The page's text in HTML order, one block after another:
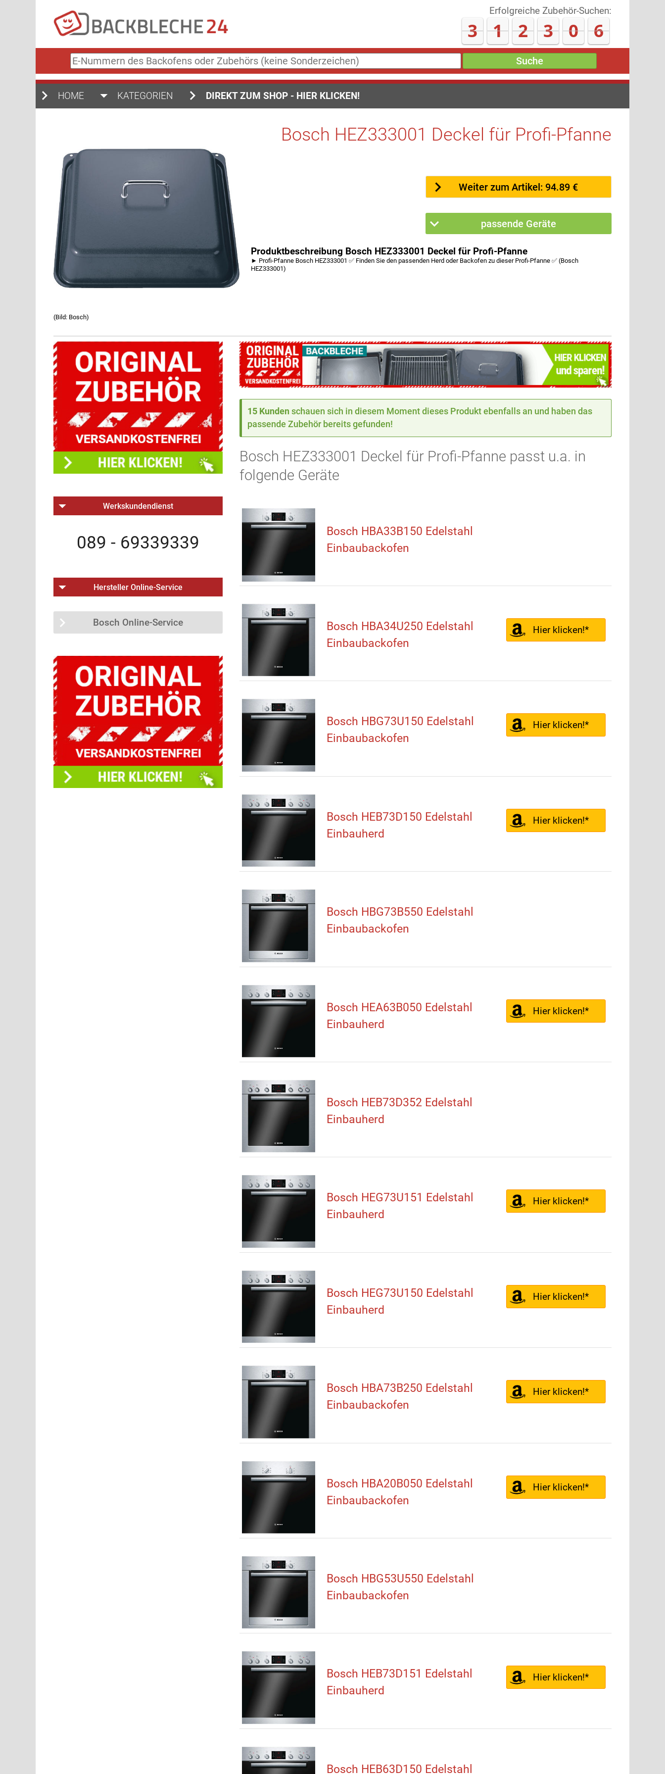
Erfolgreiche Zubehör-Suchen:
3 1 2 3 1 5
E-
Nummern
des
oder
Suche
HOME KATEGORIEN DIREKT ZUM SHOP - HIER KLICKEN!
(Bild: Bosch)
Bosch HEZ333001 Deckel für Profi-Pfanne
Weiter zum Artikel: 94.89 €
passende Geräte
Produktbeschreibung Bosch HEZ333001 Deckel für Profi-Pfanne
► Profi-Pfanne Bosch HEZ333001 ✅ Finden Sie den passenden Herd oder Backofen zu dieser Profi-Pfanne ✅ (Bosch
HEZ333001)
15 Kunden schauen sich in diesem Moment dieses Produkt ebenfalls an und haben das
passende Zubehör bereits gefunden!
Bosch HEZ333001 Deckel für Profi-Pfanne passt u.a. in
folgende Geräte
Bosch HBA33B150 Edelstahl
Einbaubackofen
Bosch HBA34U250 Edelstahl
Einbaubackofen
Hier klicken!*
Bosch HBG73U150 Edelstahl
Einbaubackofen
Hier klicken!*
Bosch HEB73D150 Edelstahl
Einbauherd
Hier klicken!*
Bosch HBG73B550 Edelstahl
Einbaubackofen
Bosch HEA63B050 Edelstahl
Einbauherd
Hier klicken!*
Bosch HEB73D352 Edelstahl
Einbauherd
Bosch HEG73U151 Edelstahl
Einbauherd
Hier klicken!*
Bosch HEG73U150 Edelstahl
Einbauherd
Hier klicken!*
Bosch HBA73B250 Edelstahl
Einbaubackofen
Hier klicken!*
Bosch HBA20B050 Edelstahl
Einbaubackofen
Hier klicken!*
Bosch HBG53U550 Edelstahl
Einbaubackofen
Bosch HEB73D151 Edelstahl
Einbauherd
Hier klicken!*
Bosch HEB63D150 Edelstahl
Werkskundendienst
089 - 69339339
Hersteller Online-Service
Bosch Online-Service